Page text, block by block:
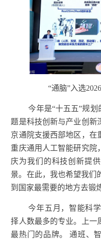
“通脑”入选
今年是“十五五”规
题是科技创新与产业创新
京通院支援西部地区，在
重庆通用人工智能研究院
庆为我们的科技创新提
景。在此，我也希望我们
到国家最需要的地方去锻
今年五月，智能科
择人数最多的专业。上一
最热门的品牌。
通班、